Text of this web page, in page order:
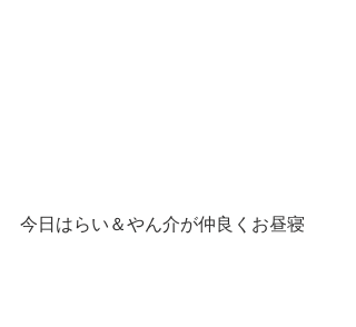
今日はらい＆やん介が仲良くお昼寝